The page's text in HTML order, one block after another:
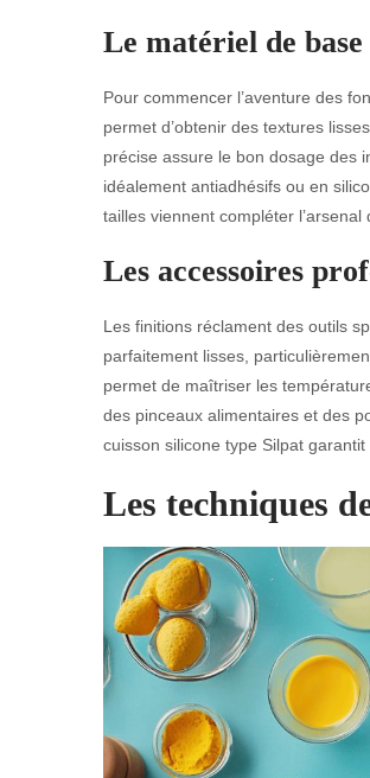
Le matériel de
Pour commencer l’aventure des
permet d’obtenir des textures
précise assure le bon dosage des
idéalement antiadhésifs ou en
tailles viennent compléter l’arsenal
Les accessoires
Les finitions réclament des outils
parfaitement lisses,
permet de maîtriser les
des pinceaux alimentaires et des
cuisson silicone type Silpat
Les techniques